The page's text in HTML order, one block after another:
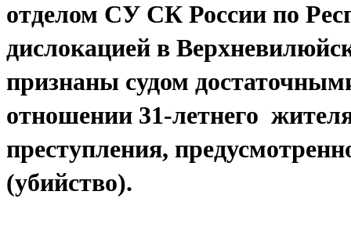
отделом СУ СК России по
дислокацией в
признаны судом
отношении 31-летнего
преступления,
(убийство).